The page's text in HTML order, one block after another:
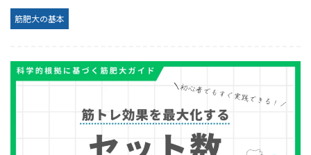
筋肥大の基本